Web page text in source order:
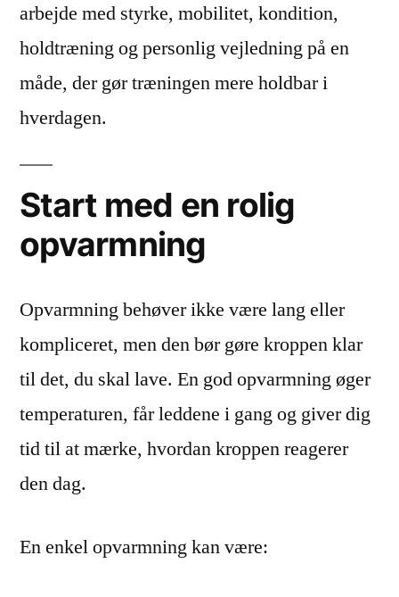
arbejde med styrke, mobilitet, kondition,
holdtræning og personlig vejledning på en
måde, der gør træningen mere holdbar i
hverdagen.
Start med en rolig
opvarmning
Opvarmning behøver ikke være lang eller
kompliceret, men den bør gøre kroppen klar
til det, du skal lave. En god opvarmning øger
temperaturen, får leddene i gang og giver dig
tid til at mærke, hvordan kroppen reagerer
den dag.
En enkel opvarmning kan være: